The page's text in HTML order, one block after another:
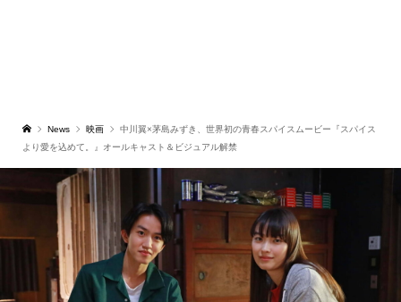
News 映画
中川翼×茅島みずき、世界初の青春スパイスムービー『スパイス
より愛を込めて。』オールキャスト＆ビジュアル解禁